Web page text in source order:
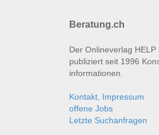
Beratung.ch
Der Onlineverlag HELP
publiziert seit 1996
informationen.
Kontakt, Impressum
offene Jobs
Letzte Suchanfragen